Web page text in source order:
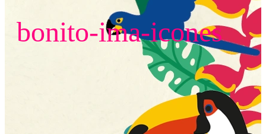
bonito-ima-icones